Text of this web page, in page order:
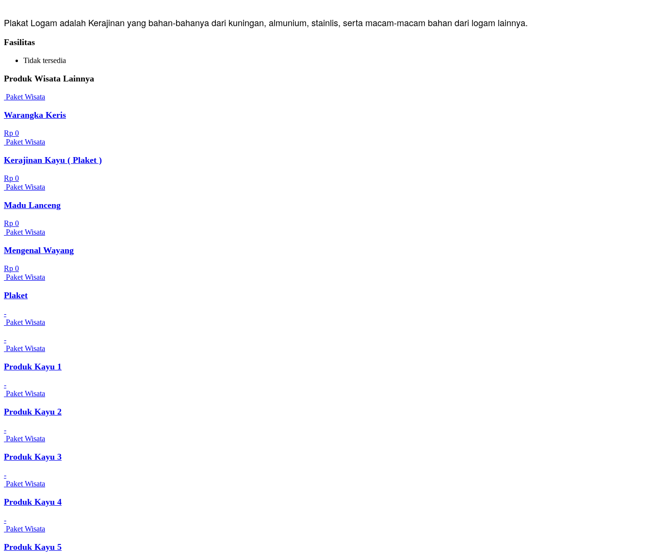
Plakat Logam adalah Kerajinan yang bahan-bahanya dari kuningan, almunium, stainlis, serta macam-macam bahan dari logam lainnya.
Fasilitas
Tidak tersedia
Produk Wisata Lainnya
Paket Wisata
Warangka Keris
Rp 0
Paket Wisata
Kerajinan Kayu ( Plaket )
Rp 0
Paket Wisata
Madu Lanceng
Rp 0
Paket Wisata
Mengenal Wayang
Rp 0
Paket Wisata
Plaket
-
Paket Wisata
-
Paket Wisata
Produk Kayu 1
-
Paket Wisata
Produk Kayu 2
-
Paket Wisata
Produk Kayu 3
-
Paket Wisata
Produk Kayu 4
-
Paket Wisata
Produk Kayu 5